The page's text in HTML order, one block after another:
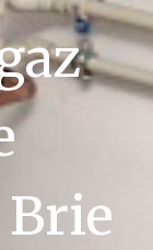
Brie